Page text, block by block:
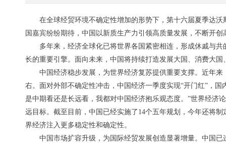
在全球经贸环境不确定性增加的形势下，第十六届夏季达
国嘉宾纷纷期待，中国以新质生产力引领高质量发展，不断开
多年来，经济全球化已将世界各国紧密相连，形成休戚与
长的重要引擎。面向未来，中国将持续打造发展大国、消费大
中国经济稳步发展，为世界经济复苏提供重要支撑。近年
右。面对外部不确定性冲击，中国经济一季度实现“开门红”，
是中期看还是长远看，我都对中国经济抱乐观态度。”世界经济
远目标。截至目前，中国已经实施了14个五年规划，今年还将
界经济注入更多稳定性和确定性。
中国市场扩容升级，为国际经贸发展创造显著增量。中国